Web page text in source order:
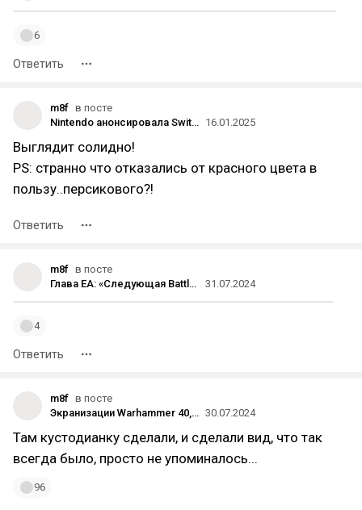
6
Ответить
m8f в посте
Nintendo анонсировала Switch 2 16.01.2025
Выглядит солидно!
PS: странно что отказались от красного цвета в
пользу..персикового?!
Ответить
m8f в посте
Глава EA: «Следующая Battlefield — один из самых амбициозных проектов в нашей истории»
31.07.2024
4
Ответить
m8f в посте
Экранизации Warhammer 40,000 с Генри Кавиллом не увидят свет, если Games Workshop и Amazon не согласуют свои «творческие методы» до декабря 30.07.2024
Там кустодианку сделали, и сделали вид, что так
всегда было, просто не упоминалось...
96